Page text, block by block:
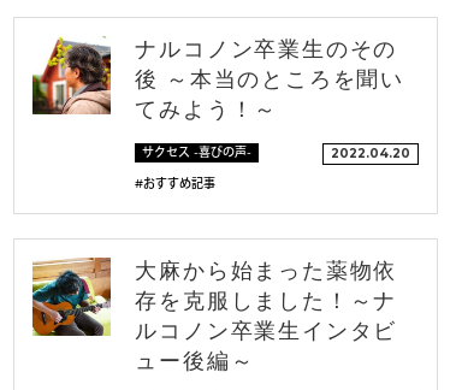
ナルコノン卒業生のその
後 ～本当のところを聞い
てみよう！～
サクセス -喜びの声-
#おすすめ記事
2022.04.20
大麻から始まった薬物依
存を克服しました！～ナ
ルコノン卒業生インタビ
ュー後編～